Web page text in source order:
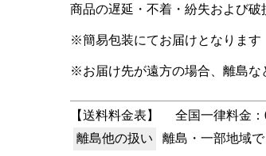
商品の遅延・不着・紛失および破
※簡易包装にてお届けとなります
※お届け先が遠方の場合、離島な
【送料料金表】
全国一律料金：
離島他の扱い
離島・一部地域